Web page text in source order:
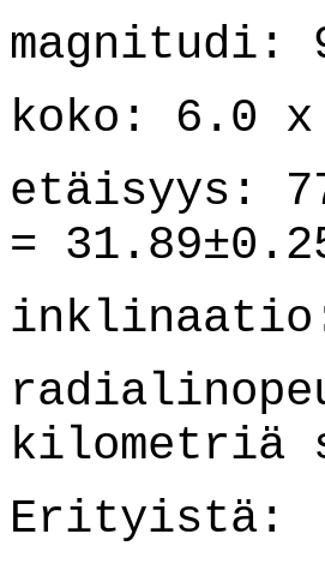
magnitudi:
koko: 6.0
etäisyys:
=
kilometriä
Erityistä: